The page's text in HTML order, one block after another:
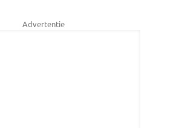
Advertentie